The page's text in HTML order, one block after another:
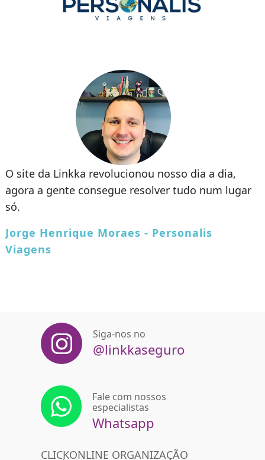
O site da Linkka revolucionou nosso dia a dia,
agora a gente consegue resolver tudo num lugar
só.
Jorge Henrique Moraes - Personalis
Viagens
Siga-nos no
@linkkaseguro
Fale com nossos
especialistas
Whatsapp
CLICKONLINE ORGANIZAÇÃO